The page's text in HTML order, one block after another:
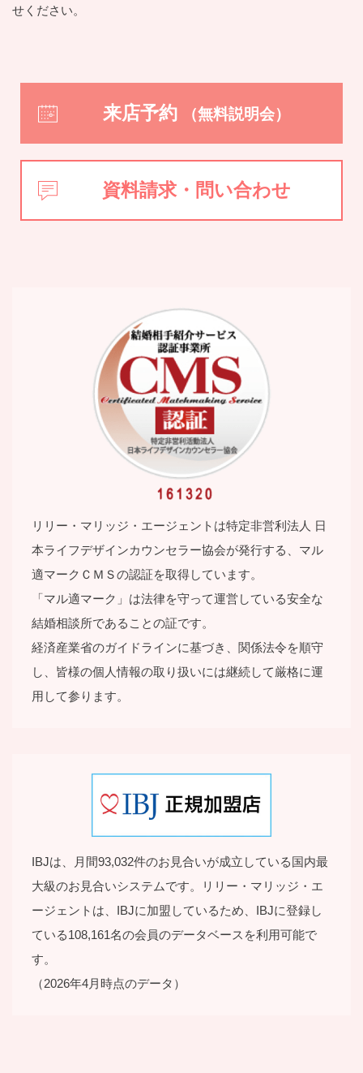
せください。
来店予約 （無料説明会）
資料請求・問い合わせ
リリー・マリッジ・エージェントは特定⾮営利法⼈ ⽇
本ライフデザインカウンセラー協会が発⾏する、マル
適マークＣＭＳの認証を取得しています。
「マル適マーク」は法律を守って運営している安全な
結婚相談所であることの証です。
経済産業省のガイドラインに基づき、関係法令を順守
し、皆様の個⼈情報の取り扱いには継続して厳格に運
⽤して参ります。
IBJは、月間93,032件のお見合いが成立している国内最
大級のお見合いシステムです。リリー・マリッジ・エ
ージェントは、IBJに加盟しているため、IBJに登録し
ている108,161名の会員のデータベースを利用可能で
す。
（2026年4月時点のデータ）